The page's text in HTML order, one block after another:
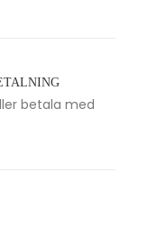
betala med